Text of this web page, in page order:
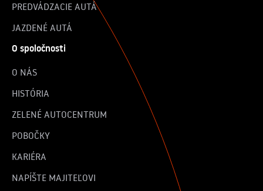
PREDVÁDZACIE AUTÁ
JAZDENÉ AUTÁ
O spoločnosti
O NÁS
HISTÓRIA
ZELENÉ AUTOCENTRUM
POBOČKY
KARIÉRA
NAPÍŠTE MAJITEĽOVI